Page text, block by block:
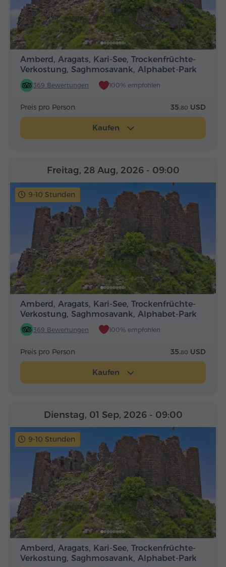
Amberd, Aragats, Kari-See, Trockenfrüchte-
Verkostung, Saghmosavank, Alphabet-Park
369 Bewertungen 100% empfohlen
Preis pro Person 35.80 USD
Kaufen
9-10 Stunden
Amberd, Aragats, Kari-See, Trockenfrüchte-
Verkostung, Saghmosavank, Alphabet-Park
369 Bewertungen 100% empfohlen
Freitag, 28 Aug, 2026 - 09:00
Preis pro Person 35.80 USD
Kaufen
9-10 Stunden
Amberd, Aragats, Kari-See, Trockenfrüchte-
Verkostung, Saghmosavank, Alphabet-Park
Dienstag, 01 Sep, 2026 - 09:00